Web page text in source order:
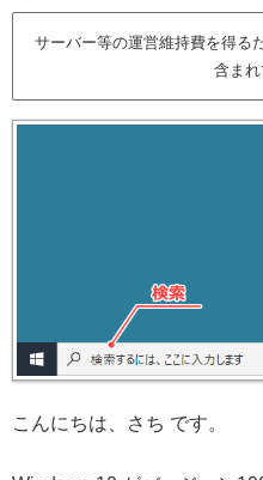
サーバー等の運営維持費を得る
含ま
こんにちは、さち です。